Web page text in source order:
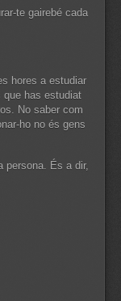
te gairebé cada
hores a estudiar
has estudiat
No saber com
ho no és gens
persona. És a dir,